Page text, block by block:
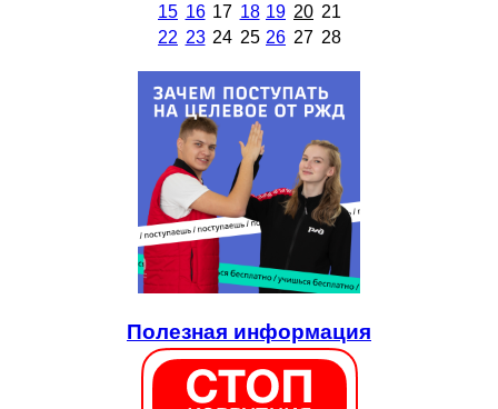
15 16 17 18 19 20 21
22 23 24 25 26 27 28
Полезная информация